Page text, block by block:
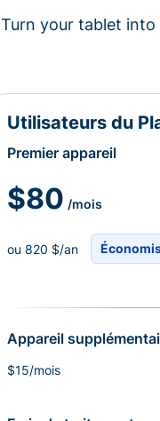
Turn your tablet
Utilisateurs du
Premier appareil
$80 /mois
ou 820 $/an
Appareil
$15/mois